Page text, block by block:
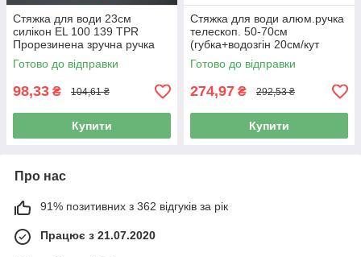
Стяжка для води 23см
силікон EL 100 139 TPR
Прорезинена зручна ручка
(40шт/ящ)
Готово до відправки
98,33 ₴ 104,61 ₴
Купити
Стяжка для води алюм.ручка
телескоп. 50-70см
(губка+водозгін 20см/кут
нахилу) BP-30 "BI-Plast"
Готово до відправки
274,97 ₴ 292,53 ₴
Купити
Про нас
91% позитивних з 362 відгуків за рік
Працює з 21.07.2020